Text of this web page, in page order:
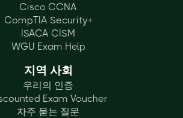
Cisco CCNA
CompTIA Security+
ISACA CISM
WGU Exam Help
지역 사회
우리의 인증
Exam Voucher
자주 묻는 질문